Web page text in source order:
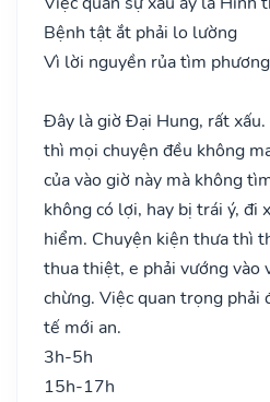
Bệnh tật ắt phải lo lường
Vì lời nguyền rủa tìm
Đây là giờ Đại Hung, rất xấu.
thì mọi chuyện đều không
của vào giờ này mà không
không có lợi, hay bị trái ý, đi
hiểm. Chuyện kiện thưa thì
thua thiệt, e phải vướng vào
chừng. Việc quan trọng phải
tế mới an.
3h-5h
15h-17h